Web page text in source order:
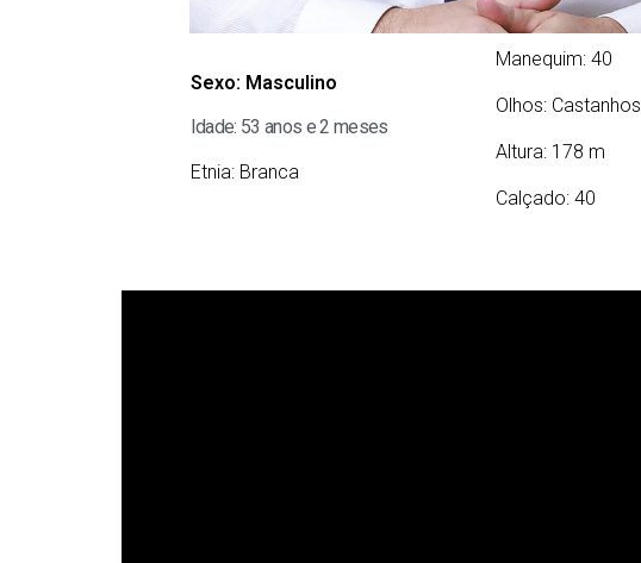
Sexo: Masculino
Idade: 53 anos e 2 meses
Etnia: Branca
Manequim: 40
Olhos: Castanhos
Altura: 178 m
Calçado: 40